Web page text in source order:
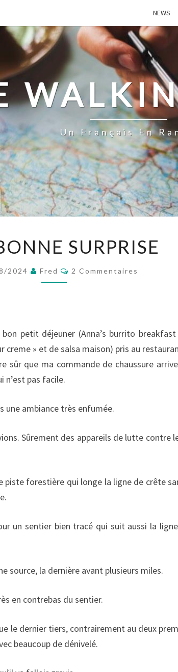
NEWS
Un Français En
BONNE
SURPRISE
2024 Fred Commentaires
2 Commentaires
petit déjeuner (Anna’s burrito
creme » et de salsa maison) pris au
sûr que ma commande de chaussure
n’est pas facile.
une ambiance très enfumée.
Sûrement des appareils de lutte contre
piste forestière qui longe la ligne de crête
un sentier bien tracé qui suit aussi la
source, la dernière avant plusieurs miles.
en contrebas du sentier.
le dernier tiers, contrairement au deux
beaucoup de dénivelé.